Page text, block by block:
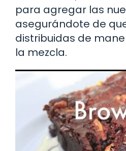
para agregar las
asegurándote de
distribuidas de
la mezcla.